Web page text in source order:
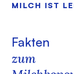
MILCH IST
Fakten
zum